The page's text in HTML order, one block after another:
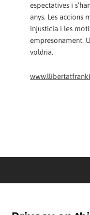
espectatives i
anys. Les accions
injustícia i les
empresonament.
voldria.